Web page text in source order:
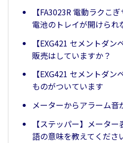
【FA3023R 電動ラクこ
電池のトレイが開けられ
【EXG421 セメントダ
販売はしていますか？
【EXG421 セメントダ
ものがついています
メーターからアラーム音
【ステッパー】メータ
語の意味を教えてくださ